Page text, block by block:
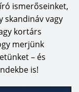
ismerőseinket,
skandináv vagy
kortárs
merjünk
– és
is!